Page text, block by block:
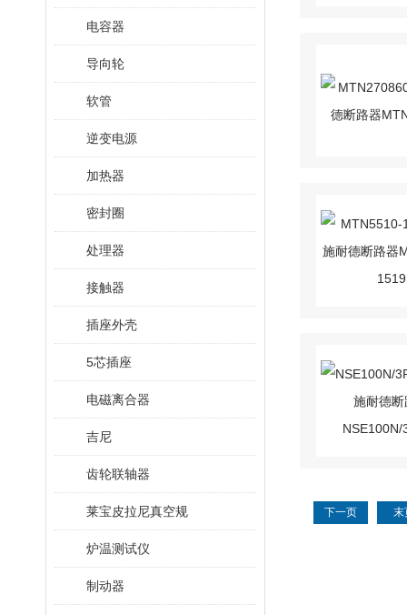
电容器
导向轮
软管
逆变电源
加热器
密封圈
处理器
接触器
插座外壳
5芯插座
电磁离合器
吉尼
齿轮联轴器
莱宝皮拉尼真空规
炉温测试仪
制动器
下一页 末